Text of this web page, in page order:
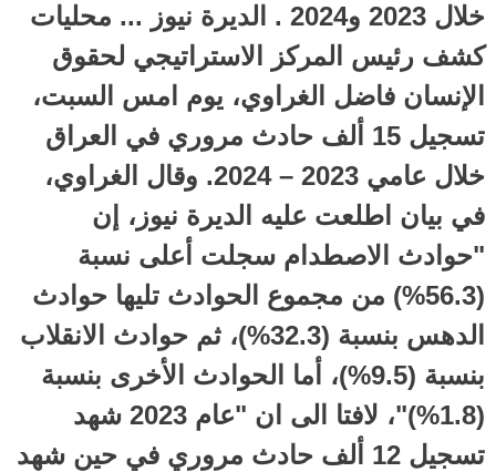
خلال 2023 و2024 . الديرة نيوز ... محليات
كشف رئيس المركز الاستراتيجي لحقوق
الإنسان فاضل الغراوي، يوم امس السبت،
تسجيل 15 ألف حادث مروري في العراق
خلال عامي 2023 – 2024. وقال الغراوي،
في بيان اطلعت عليه الديرة نيوز، إن
"حوادث الاصطدام سجلت أعلى نسبة
(56.3%) من مجموع الحوادث تليها حوادث
الدهس بنسبة (32.3%)، ثم حوادث الانقلاب
بنسبة (9.5%)، أما الحوادث الأخرى بنسبة
(1.8%)"، لافتا الى ان "عام 2023 شهد
تسجيل 12 ألف حادث مروري في حين شهد